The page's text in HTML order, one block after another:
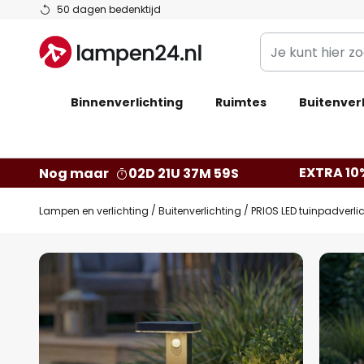
50 dagen bedenktijd
Ga
de
inhoud
Je
kunt
zoeken
webwinkel
Binnenverlichting Ruimtes
Nog maar 02D 21U 37M 58S EXTRA
Lampen en verlichting Buitenverlichting PRIOS LED
Ga
het
einde
van